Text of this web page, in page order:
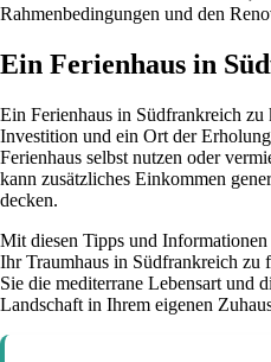
Rahmenbedingungen und den
Ein Ferienhaus in
Ein Ferienhaus in Südfrankreich zu
Investition und ein Ort der
Ferienhaus selbst nutzen oder
kann zusätzliches Einkommen
decken.
Mit diesen Tipps und
Ihr Traumhaus in Südfrankreich zu
Sie die mediterrane Lebensart und
Landschaft in Ihrem eigenen